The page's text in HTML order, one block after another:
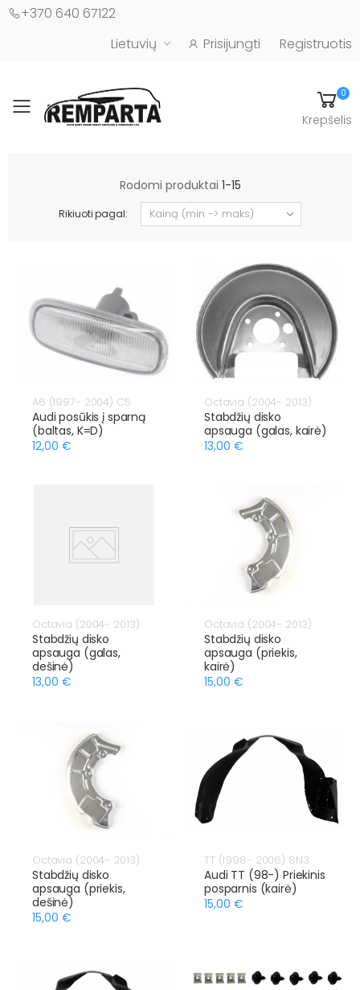
+370 640 67122
Lietuvių
Prisijungti Registruotis
Toggle mobile menu
0
Krepšelis
Rodomi produktai 1-15
Rikiuoti pagal:
A6 (1997- 2004) C5
Audi posūkis į sparną
(baltas, K=D)
12,00 €
Octavia (2004- 2013)
Stabdžių disko
apsauga (galas, kairė)
13,00 €
Octavia (2004- 2013)
Stabdžių disko
apsauga (galas,
dešinė)
13,00 €
Octavia (2004- 2013)
Stabdžių disko
apsauga (priekis,
kairė)
15,00 €
Octavia (2004- 2013)
Stabdžių disko
apsauga (priekis,
dešinė)
15,00 €
TT (1998- 2006) 8N3
Audi TT (98-) Priekinis
posparnis (kairė)
15,00 €